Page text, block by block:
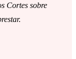
Cortes sobre